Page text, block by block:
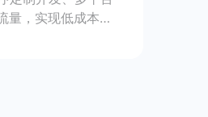
量，实现低成本获